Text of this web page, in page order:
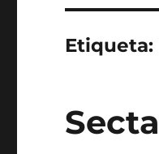
Etiqueta: